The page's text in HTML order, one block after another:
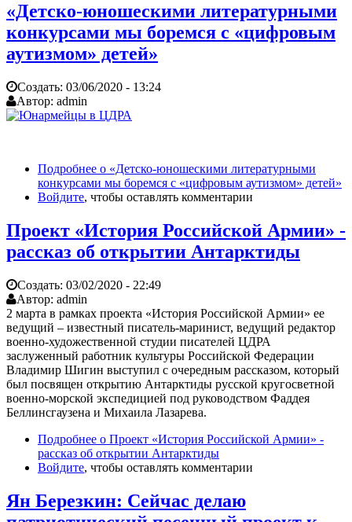
«Детско-юношескими литературными
конкурсами мы боремся с «цифровым
аутизмом» детей»
Создать: 03/06/2020 - 13:24
Автор: admin
Подробнее о «Детско-юношескими литературными
конкурсами мы боремся с «цифровым аутизмом» детей»
Войдите, чтобы оставлять комментарии
Проект «История Российской Армии» -
рассказ об открытии Антарктиды
Создать: 03/02/2020 - 22:49
Автор: admin
2 марта в рамках проекта «История Российской Армии» ее
ведущий – известный писатель-маринист, ведущий редактор
военно-художественной студии писателей ЦДРА
заслуженный работник культуры Российской Федерации
Владимир Шигин выступил с очередным рассказом, который
был посвящен открытию Антарктиды русской кругосветной
военно-морской экспедицией под руководством Фаддея
Беллинсгаузена и Михаила Лазарева.
Подробнее о Проект «История Российской Армии» -
рассказ об открытии Антарктиды
Войдите, чтобы оставлять комментарии
Ян Березкин: Сейчас делаю